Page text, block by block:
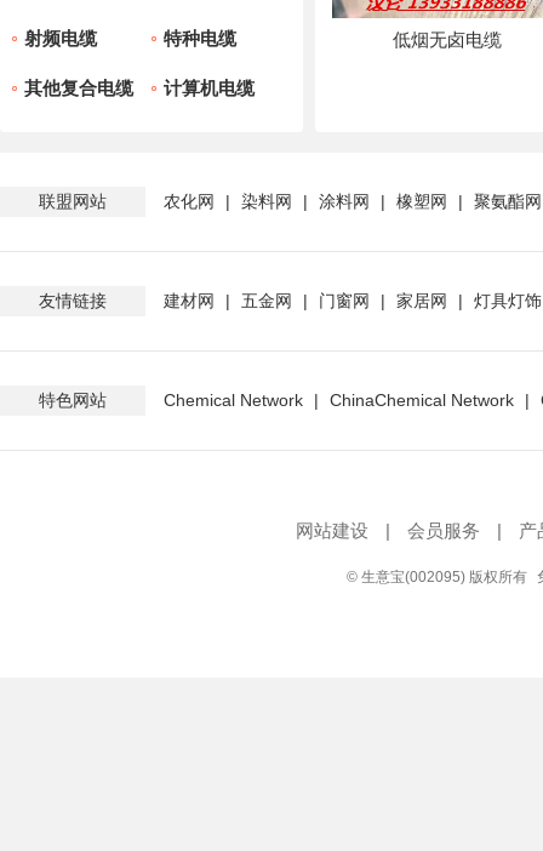
射频电缆 特种电缆
其他复合电缆 计算机电缆
低烟无卤电缆
联盟网站 农化网 | 染料网 | 涂料网 | 橡塑网 | 聚氨酯网
友情链接 建材网 | 五金网 | 门窗网 | 家居网 | 灯具灯
特色网站 Chemical Network | ChinaChemical Network |
网站建设 | 会员服务 | 产
© 生意宝(002095) 版权所有